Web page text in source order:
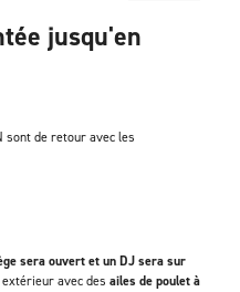
jusqu'en
sont de retour avec les
sera ouvert et un DJ sera sur
avec des ailes de poulet à